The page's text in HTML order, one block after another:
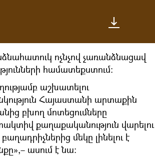
ոչնչով չառանձնացավ
համատեքստում։
աշխատելու
Հայաստանի արտաքին
բխող մոտեցումները
քաղաքականություն վարելու
մեկը լինելու է
ասում է նա։